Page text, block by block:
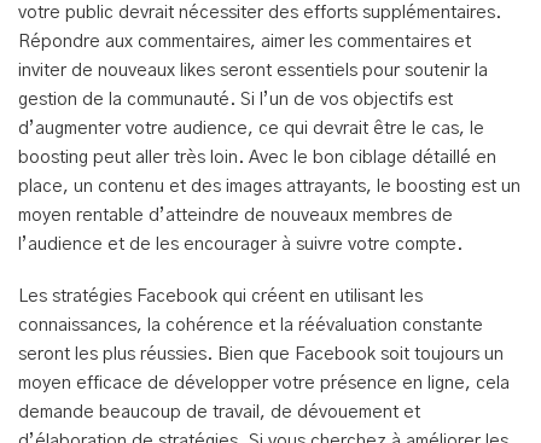
votre public devrait nécessiter des efforts supplémentaires.
Répondre aux commentaires, aimer les commentaires et
inviter de nouveaux likes seront essentiels pour soutenir la
gestion de la communauté. Si l’un de vos objectifs est
d’augmenter votre audience, ce qui devrait être le cas, le
boosting peut aller très loin. Avec le bon ciblage détaillé en
place, un contenu et des images attrayants, le boosting est un
moyen rentable d’atteindre de nouveaux membres de
l’audience et de les encourager à suivre votre compte.
Les stratégies Facebook qui créent en utilisant les
connaissances, la cohérence et la réévaluation constante
seront les plus réussies. Bien que Facebook soit toujours un
moyen efficace de développer votre présence en ligne, cela
demande beaucoup de travail, de dévouement et